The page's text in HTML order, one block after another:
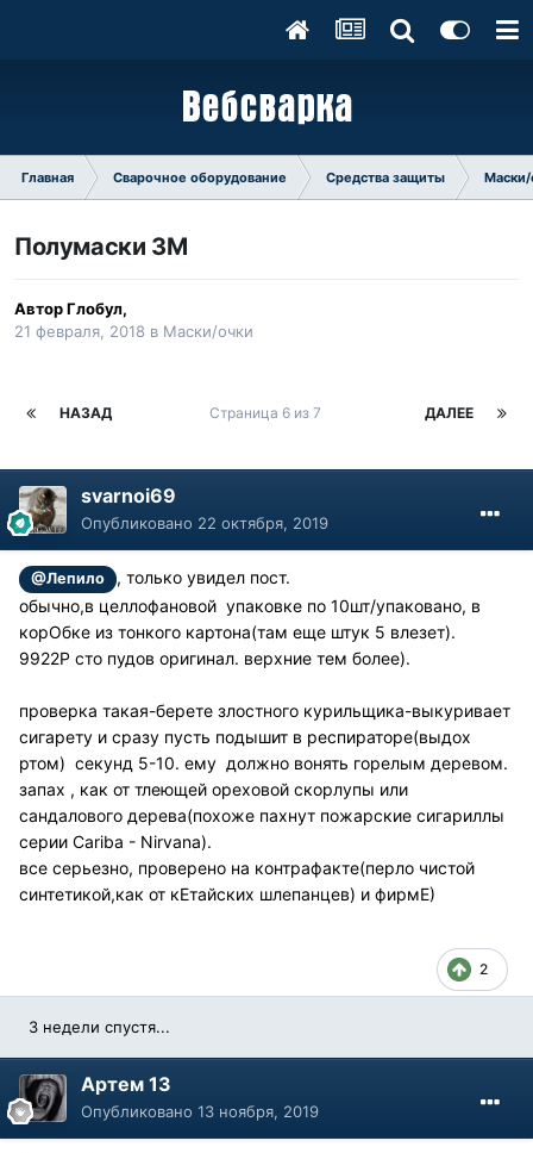
Главная Сварочное оборудование Средства защиты Маски/
Полумаски 3М
АвторГлобул,
21 февраля, 2018 в Маски/очки
НАЗАД ДАЛЕЕ
Страница 6 из 7
svarnoi69
Опубликовано 22 октября, 2019
@Лепило
, только увидел пост.
обычно,в целлофановой упаковке по 10шт/упаковано, в
корОбке из тонкого картона(там еще штук 5 влезет).
9922P сто пудов оригинал. верхние тем более).
проверка такая-берете злостного курильщика-выкуривает
сигарету и сразу пусть подышит в респираторе(выдох
ртом) секунд 5-10. ему должно вонять горелым деревом.
запах , как от тлеющей ореховой скорлупы или
сандалового дерева(похоже пахнут пожарские сигариллы
серии Cariba - Nirvana).
все серьезно, проверено на контрафакте(перло чистой
синтетикой,как от кЕтайских шлепанцев) и фирмЕ)
2
3 недели спустя...
Артем 13
Опубликовано 13 ноября, 2019